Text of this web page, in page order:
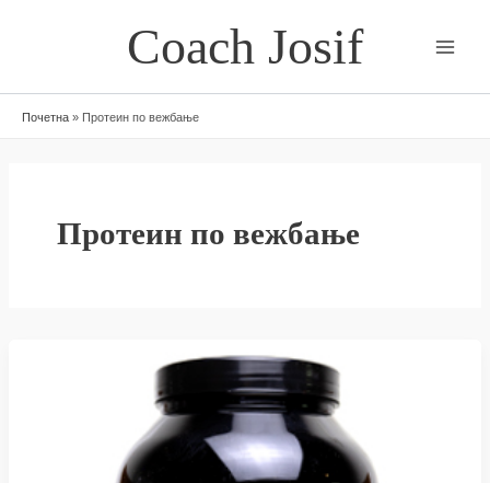
Coach Josif
Почетна » Протеин по вежбање
Протеин по вежбање